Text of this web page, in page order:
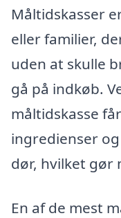
Måltidskasser
eller familier,
uden at skulle
gå på indkøb.
måltidskasse
ingredienser
dør, hvilket gør
En af de mest